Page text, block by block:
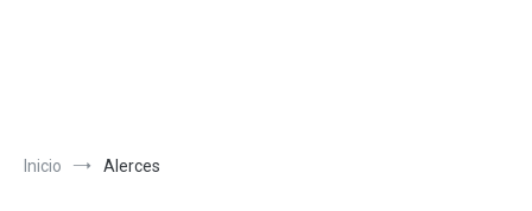
Inicio Alerces